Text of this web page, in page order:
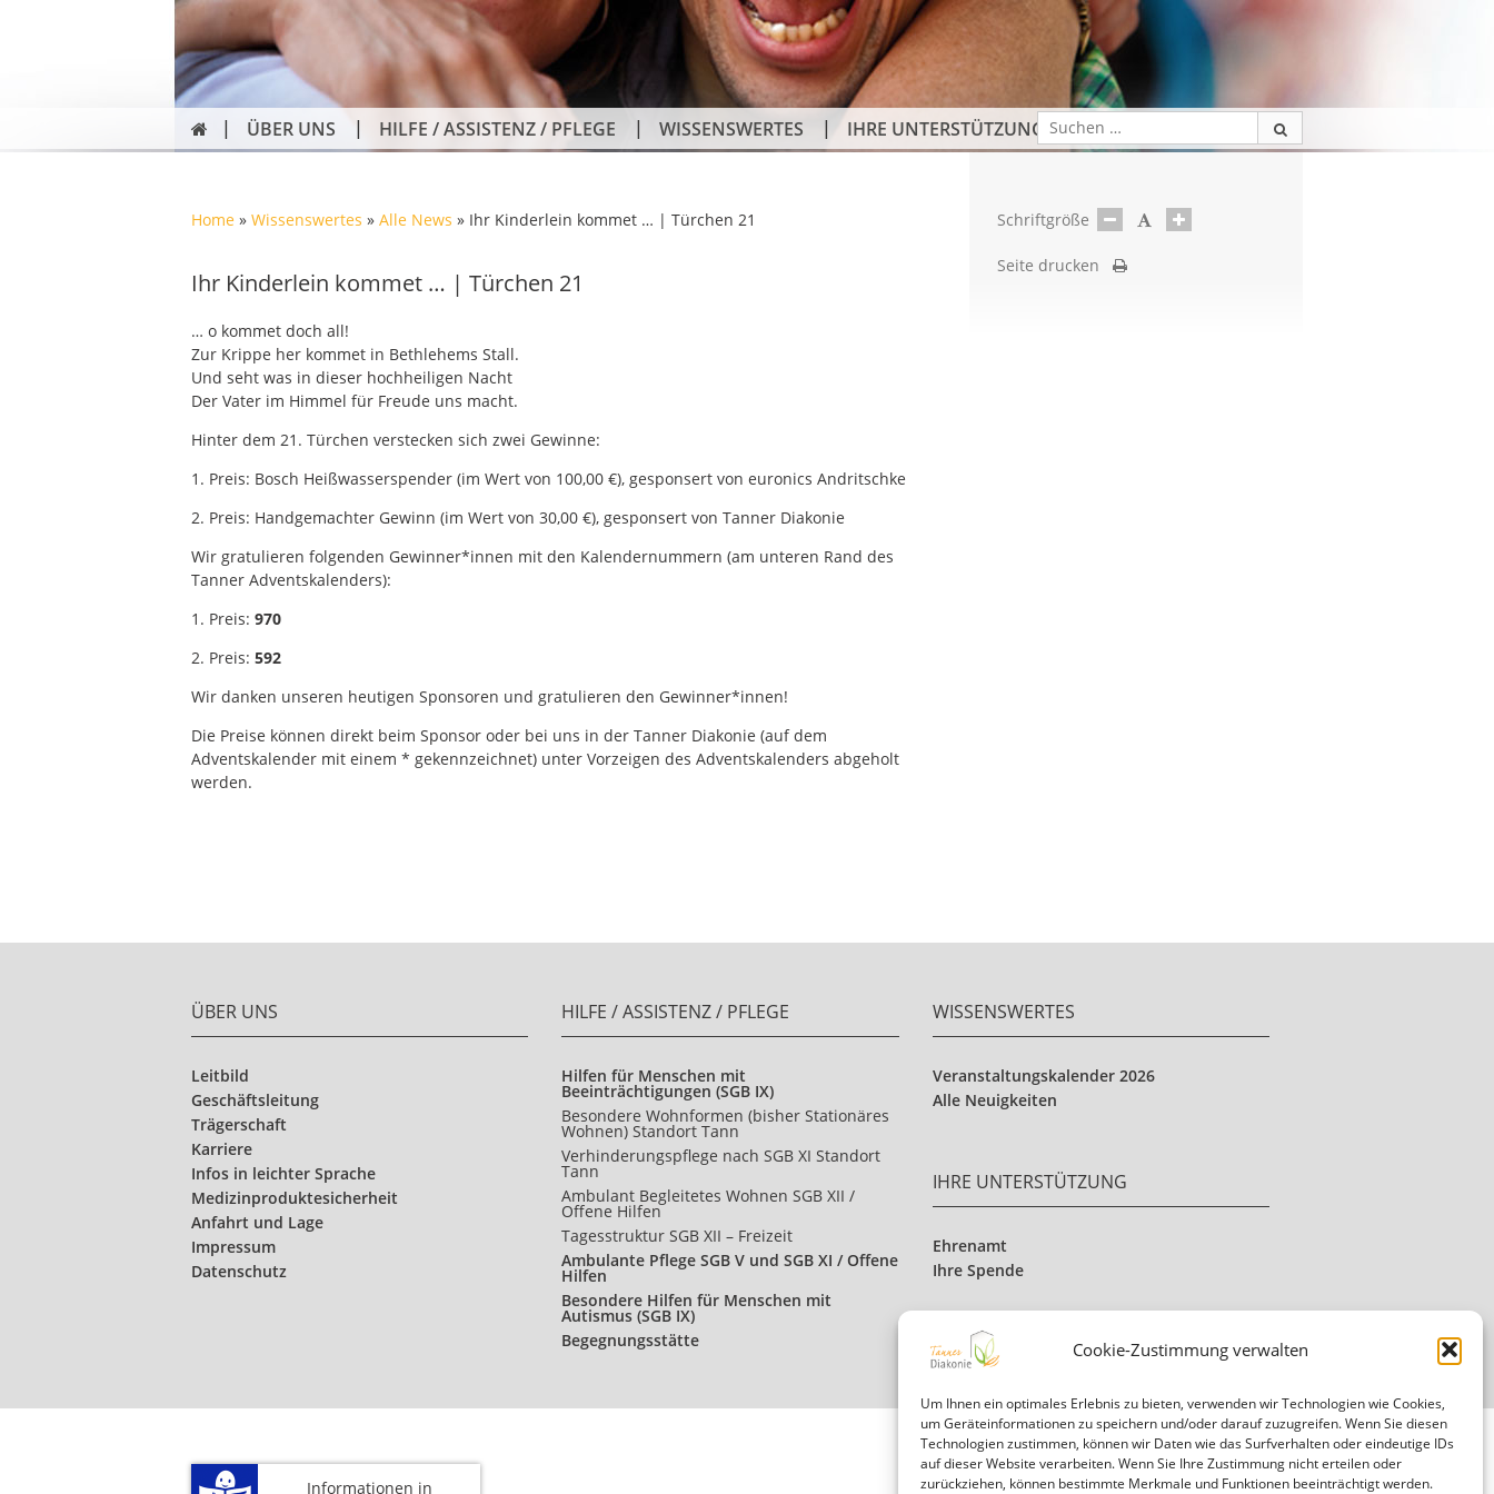
Cookie-Zustimmung verwalten
Um Ihnen ein optimales Erlebnis zu bieten, verwenden wir Technologien wie Cookies,
um Geräteinformationen zu speichern und/oder darauf zuzugreifen. Wenn Sie diesen
Technologien zustimmen, können wir Daten wie das Surfverhalten oder eindeutige IDs
auf dieser Website verarbeiten. Wenn Sie Ihre Zustimmung nicht erteilen oder
zurückziehen, können bestimmte Merkmale und Funktionen beeinträchtigt werden.
ÜBER UNS HILFE / ASSISTENZ / PFLEGE WISSENSWERTES IHRE UNTERSTÜTZUNG
Home » Wissenswertes » Alle News » Ihr Kinderlein kommet … | Türchen 21
Ihr Kinderlein kommet … | Türchen 21
… o kommet doch all!
Zur Krippe her kommet in Bethlehems Stall.
Und seht was in dieser hochheiligen Nacht
Der Vater im Himmel für Freude uns macht.
Hinter dem 21. Türchen verstecken sich zwei Gewinne:
1. Preis: Bosch Heißwasserspender (im Wert von 100,00 €), gesponsert von euronics Andritschke
2. Preis: Handgemachter Gewinn (im Wert von 30,00 €), gesponsert von Tanner Diakonie
Wir gratulieren folgenden Gewinner*innen mit den Kalendernummern (am unteren Rand des
Tanner Adventskalenders):
1. Preis: 970
2. Preis: 592
Wir danken unseren heutigen Sponsoren und gratulieren den Gewinner*innen!
Die Preise können direkt beim Sponsor oder bei uns in der Tanner Diakonie (auf dem
Adventskalender mit einem * gekennzeichnet) unter Vorzeigen des Adventskalenders abgeholt
werden.
Schriftgröße
Seite drucken
ÜBER UNS
Leitbild
Geschäftsleitung
Trägerschaft
Karriere
Infos in leichter Sprache
Medizinproduktesicherheit
Anfahrt und Lage
Impressum
Datenschutz
HILFE / ASSISTENZ / PFLEGE
Hilfen für Menschen mit
Beeinträchtigungen (SGB IX)
Besondere Wohnformen (bisher Stationäres
Wohnen) Standort Tann
Verhinderungspflege nach SGB XI Standort
Tann
Ambulant Begleitetes Wohnen SGB XII /
Offene Hilfen
Tagesstruktur SGB XII – Freizeit
Ambulante Pflege SGB V und SGB XI / Offene
Hilfen
Besondere Hilfen für Menschen mit
Autismus (SGB IX)
Begegnungsstätte
WISSENSWERTES
Veranstaltungskalender 2026
Alle Neuigkeiten
IHRE UNTERSTÜTZUNG
Ehrenamt
Ihre Spende
Informationen in